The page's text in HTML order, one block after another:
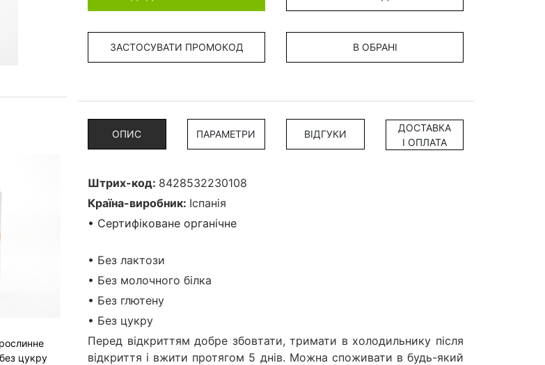
цукру
ЗАСТОСУВАТИ ПРОМОКОД В ОБРАНІ
ОПИС ПАРАМЕТРИ ВІДГУКИ
ДОСТАВКА
І ОПЛАТА
Штрих-код: 8428532230108
Країна-виробник: Іспанія
• Сертифіковане органічне
• Без лактози
• Без молочного білка
• Без глютену
• Без цукру
Перед відкриттям добре збовтати, тримати в холодильнику після
відкриття і вжити протягом 5 днів. Можна споживати в будь-який